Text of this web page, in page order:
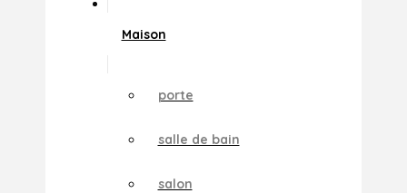
Maison
porte
salle de bain
salon